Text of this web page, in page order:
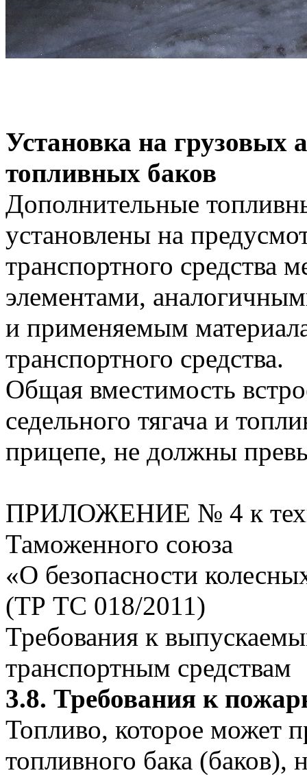
Установка на грузовых
топливных баков
Дополнительные
установлены на
транспортного средства
элементами,
и применяемым
транспортного средства.
Общая вместимость
седельного тягача и
прицепе, не должны
ПРИЛОЖЕНИЕ № 4 к
Таможенного союза
«О безопасности
(ТР ТС 018/2011)
Требования к
транспортным средствам
3.8. Требования к
Топливо, которое может
топливного бака (баков),